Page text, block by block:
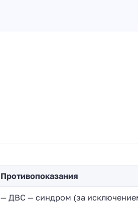
Противопоказания
— ДВС — синдром (за